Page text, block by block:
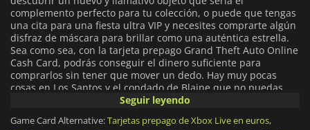
complemento perfecto para tu colección, o puede que tengas
una cita para una fiesta ultra VIP y necesites comprarte algún
disfraz de máscara para brillar como una auténtica estrella.
Sea como sea, con la tarjeta prepago Grand Theft Auto Online
Cash Card, podrás conseguir el dinero suficiente para
comprarlos sin tener que mover un dedo. Hay muy pocas
cosas en Los Santos y el condado de Blaine que no puedas
comprar; puedes adquirirlas por otros medios, pero requiere
Seguir leyendo
Game Card Alternative:Tarjetas prepago de Xbox Live en euros,